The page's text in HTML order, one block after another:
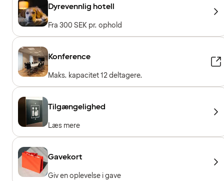
Dyrevennlig hotell
Fra 300 SEK pr. ophold
Konference
Maks. kapacitet 12 deltagere.
Tilgængelighed
Læs mere
Gavekort
Giv en oplevelse i gave